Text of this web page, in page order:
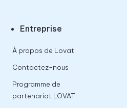
Entreprise
À propos de Lovat
Contactez-nous
Programme de
partenariat LOVAT